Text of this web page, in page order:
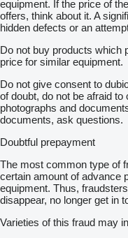
equipment. If the price of
offers, think about it. A
hidden defects or an
Do not buy products which
price for similar equipment.
Do not give consent to
of doubt, do not be afraid
photographs and
documents, ask questions.
Doubtful prepayment
The most common type of
certain amount of advance
equipment. Thus,
disappear, no longer get in
Varieties of this fraud may